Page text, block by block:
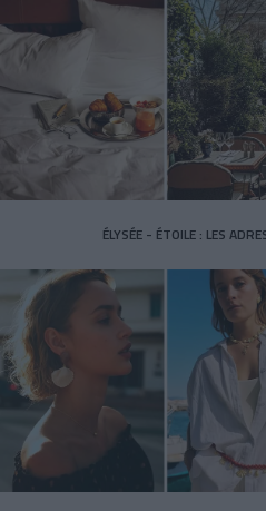
ÉLYSÉE - ÉTOILE : LES